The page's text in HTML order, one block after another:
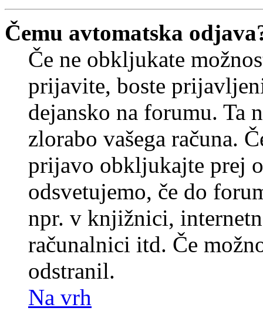
Čemu avtomatska
Če ne obkljukate
prijavite, boste
dejansko na forumu. Ta
zlorabo vašega računa.
prijavo obkljukajte prej
odsvetujemo, če do
npr. v knjižnici,
računalnici itd. Če
odstranil.
Na vrh